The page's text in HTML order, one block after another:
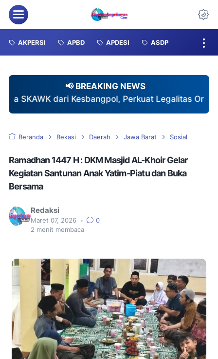
Menu
AKPERSI APBD APDESI ASDP
📢 BREAKING NEWS
Perkuat Legalitas Organisasi Pers
♦
Beranda Bekasi Daerah Jawa Barat Sosial
Ramadhan 1447 H : DKM Masjid AL-Khoir Gelar
Kegiatan Santunan Anak Yatim-Piatu dan Buka
Bersama
Redaksi
Maret 07, 2026 •
0
2 menit membaca